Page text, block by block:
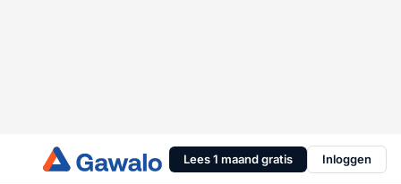
Lees 1 maand gratis Inloggen